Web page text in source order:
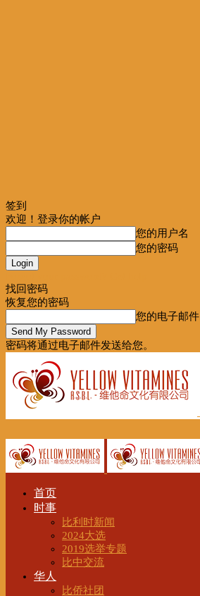
签到
欢迎！登录你的帐户
您的用户名
您的密码
找回密码
恢复您的密码
您的电子邮件
密码将通过电子邮件发送给您。
首页
时事
比利时新闻
2024大选
2019选举专题
比中交流
华人
比侨社团